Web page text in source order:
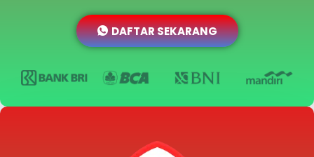
DAFTAR SEKARANG